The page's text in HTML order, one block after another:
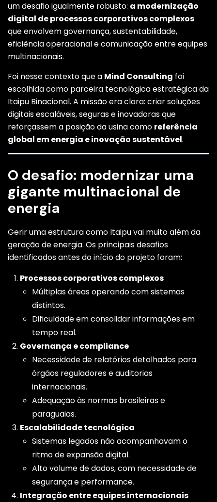
um desafio igualmente robusto: a modernização
digital de processos corporativos complexos
que envolvem governança, sustentabilidade,
eficiência operacional e comunicação entre equipes
multinacionais.
Foi nesse contexto que a Mind Consulting foi
escolhida como parceira tecnológica estratégica da
Itaipu Binacional. A missão era clara: criar soluções
digitais escaláveis, seguras e inovadoras que
reforçassem a posição da usina como referência
global em energia e inovação sustentável.
O desafio: modernizar uma
gigante multinacional de
energia
Gerir uma estrutura como Itaipu vai muito além da
geração de energia. Os principais desafios
identificados antes do início do projeto foram:
Processos corporativos complexos
Múltiplas áreas operando com sistemas
distintos.
Dificuldade em consolidar informações em
tempo real.
Governança e compliance
Necessidade de relatórios detalhados para
órgãos reguladores e auditorias
internacionais.
Adequação às normas brasileiras e
paraguaias.
Escalabilidade tecnológica
Sistemas legados não acompanhavam o
ritmo de expansão digital.
Alto volume de dados, com necessidade de
segurança e performance.
Integração entre equipes internacionais